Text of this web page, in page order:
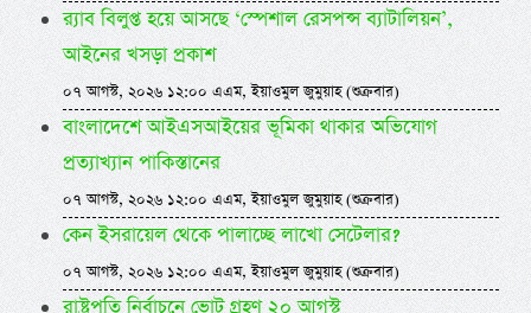
র‌্যাব বিলুপ্ত হয়ে আসছে ‘স্পেশাল রেসপন্স ব্যাটালিয়ন’,
আইনের খসড়া প্রকাশ
০৭ আগস্ট, ২০২৬ ১২:০০ এএম, ইয়াওমুল জুমুয়াহ (শুক্রবার)
বাংলাদেশে আইএসআইয়ের ভূমিকা থাকার অভিযোগ
প্রত্যাখ্যান পাকিস্তানের
০৭ আগস্ট, ২০২৬ ১২:০০ এএম, ইয়াওমুল জুমুয়াহ (শুক্রবার)
কেন ইসরায়েল থেকে পালাচ্ছে লাখো সেটেলার?
০৭ আগস্ট, ২০২৬ ১২:০০ এএম, ইয়াওমুল জুমুয়াহ (শুক্রবার)
রাষ্ট্রপতি নির্বাচনে ভোট গ্রহণ ২০ আগস্ট